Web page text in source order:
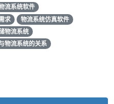
流系统软件
求
物流系统仿真软件
物流系统
物流系统的关系